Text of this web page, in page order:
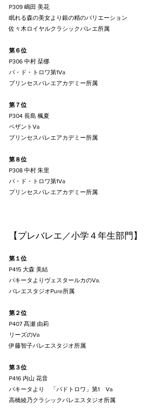
P309 嶋田 美花
眠れる森の美女より銀の精のバリエーション
佐々木ロイヤルクラシックバレエ所属
第６位
P306 中村 栞梛
パ・ド・トロワ第1Va
プリンセスバレエアカデミー所属
第７位
P304 長島 楓夏
ペザントVa
プリンセスバレエアカデミー所属
第８位
P308 中村 朱里
パ・ド・トロワ第1Va
プリンセスバレエアカデミー所属
【プレバレエ／小学４年生部門】
第１位
P415 大森 美結
パキータよりヴェスタールカのVa.
​バレエスタジオPure所属
第２位
P407 髙瀬 由莉
リーズのVa
伊藤智子バレエスタジオ所属
第３位
P416 内山 花音
パキータより　「パドトロワ」第1　Va
高橋綾乃クラシックバレエスタジオ所属